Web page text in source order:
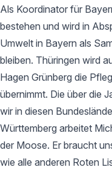
Als Koordinator für
bestehen und wird in
Umwelt in Bayern als
bleiben. Thüringen wird
Hagen Grünberg die
übernimmt. Die über die
wir in diesen
Württemberg arbeitet
der Moose. Er braucht
wie alle anderen Roten